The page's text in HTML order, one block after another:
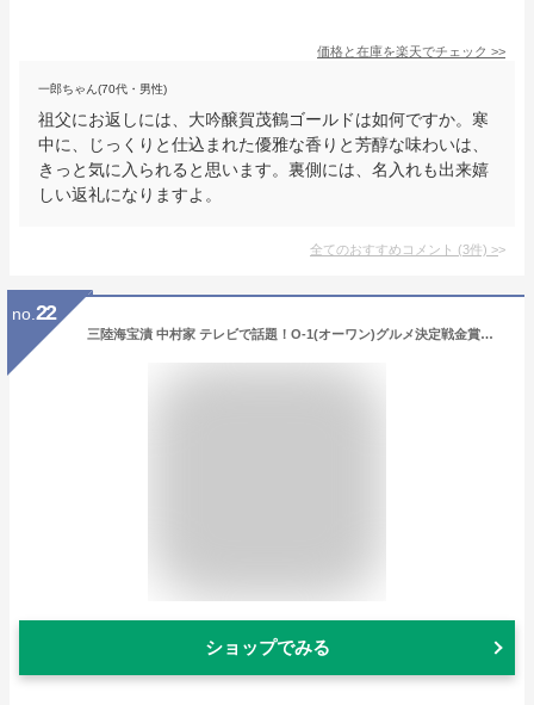
価格と在庫を楽天でチェック >>
一郎ちゃん(70代・男性)
祖父にお返しには、大吟醸賀茂鶴ゴールドは如何ですか。寒
中に、じっくりと仕込まれた優雅な香りと芳醇な味わいは、
きっと気に入られると思います。裏側には、名入れも出来嬉
しい返礼になりますよ。
全てのおすすめコメント (3件) >
no. 22
三陸海宝漬 中村家 テレビで話題！O-1(オーワン)グルメ決定戦金賞獲得 父の日 敬老の日 父の日 母の日 ギフト お取り寄せ 御歳暮ギフト
ショップでみる